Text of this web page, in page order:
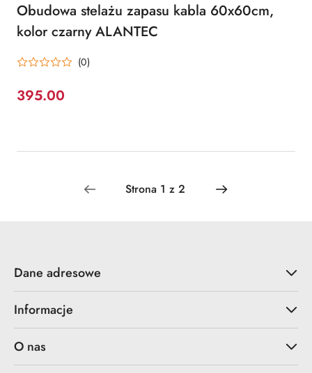
Obudowa stelażu zapasu kabla 60x60cm,
kolor czarny ALANTEC
(0)
Cena:
395.00
Dane adresowe
Informacje
O nas